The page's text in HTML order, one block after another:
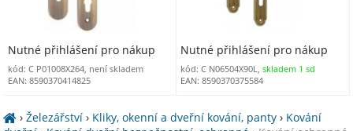
Nutné přihlášení pro nákup
kód: C P01008X264, není skladem
EAN: 8590370414825
Nutné přihlášení pro nákup
kód: C N06504X90L,skladem 1 sd
EAN: 8590370375584
›Železářství › Kliky, okenní a dveřní kování, panty › Kování